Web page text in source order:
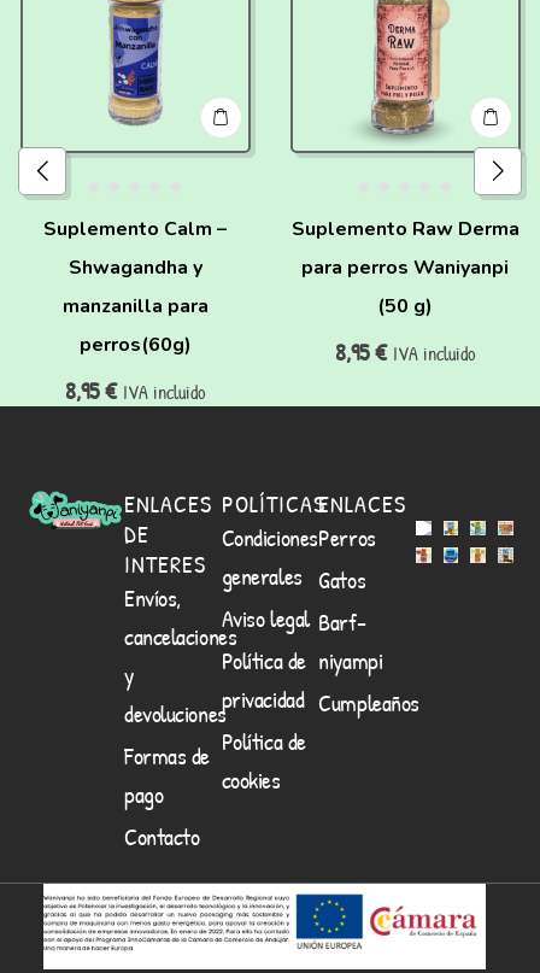
Suplemento Calm –
Shwagandha y
manzanilla para
perros(60g)
8,95€ IVA incluido
Suplemento Raw Derma
para perros Waniyanpi
(50 g)
8,95€ IVA incluido
ENLACES
DE
INTERES
Envíos,
cancelaciones
y
devoluciones
Formas de
pago
Contacto
POLÍTICAS
Condiciones
generales
Aviso legal
Política de
privacidad
Política de
cookies
ENLACES
Perros
Gatos
Barf-
niyampi
Cumpleaños